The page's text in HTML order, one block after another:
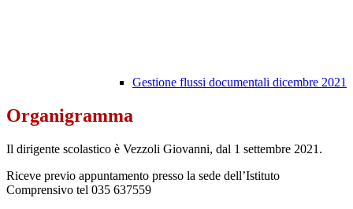
Gestione flussi documentali dicembre 2021
Organigramma
Il dirigente scolastico è Vezzoli Giovanni, dal 1 settembre 2021.
Riceve previo appuntamento presso la sede dell’Istituto
Comprensivo tel 035 637559